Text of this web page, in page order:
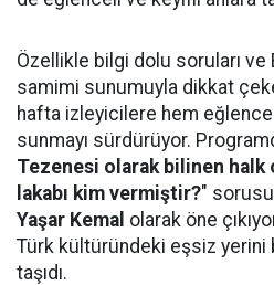
Özellikle bilgi dolu soruları ve
samimi sunumuyla dikkat
hafta izleyicilere hem
sunmayı sürdürüyor.
Tezenesi olarak bilinen halk
lakabı kim vermiştir?"
Yaşar Kemal olarak öne
Türk kültüründeki eşsiz yerini
taşıdı.